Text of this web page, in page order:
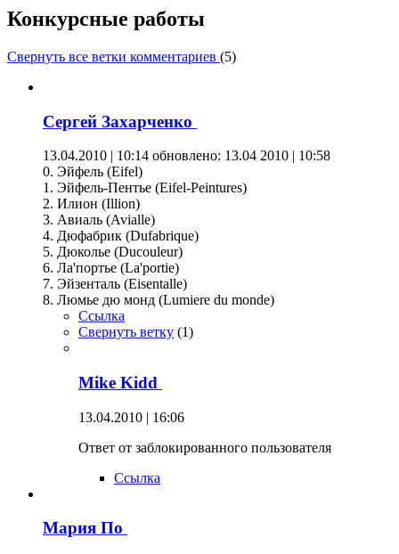
Конкурсные работы
Свернуть все ветки комментариев (5)
Сергей Захарченко
13.04.2010 | 10:14 обновлено: 13.04 2010 | 10:58
0. Эйфель (Eifel)
1. Эйфель-Пентье (Eifel-Peintures)
2. Илион (Illion)
3. Авиаль (Avialle)
4. Дюфабрик (Dufabrique)
5. Дюколье (Ducouleur)
6. Ла'портье (La'portie)
7. Эйзенталь (Eisentalle)
8. Люмье дю монд (Lumiere du monde)
Ссылка
Свернуть ветку (1)
Mike Kidd
13.04.2010 | 16:06
Ответ от заблокированного пользователя
Ссылка
Мария По